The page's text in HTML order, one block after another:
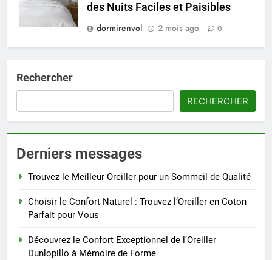
des Nuits Faciles et Paisibles
dormirenvol
2 mois ago 0
Rechercher
RECHERCHER
Derniers messages
Trouvez le Meilleur Oreiller pour un Sommeil de Qualité
Choisir le Confort Naturel : Trouvez l’Oreiller en Coton
Parfait pour Vous
Découvrez le Confort Exceptionnel de l’Oreiller
Dunlopillo à Mémoire de Forme